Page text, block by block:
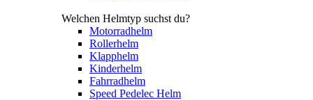
Welchen Helmtyp suchst du?
Motorradhelm
Rollerhelm
Klapphelm
Kinderhelm
Fahrradhelm
Speed Pedelec Helm